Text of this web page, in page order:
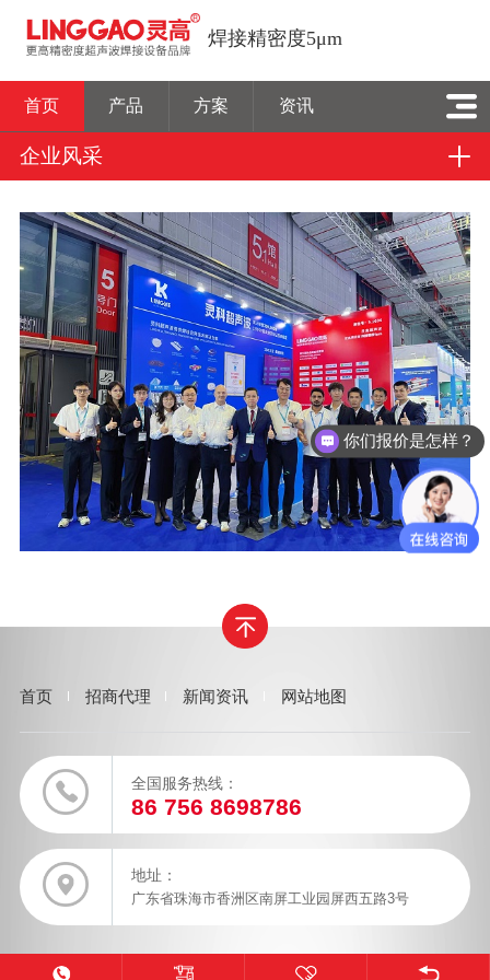
焊接精密度5μm
首页 产品 方案 资讯
企业风采
首页 招商代理 新闻资讯 网站地图
全国服务热线：
86 756 8698786
地址：
广东省珠海市香洲区南屏工业园屏西五路3号
你们报价是怎样？